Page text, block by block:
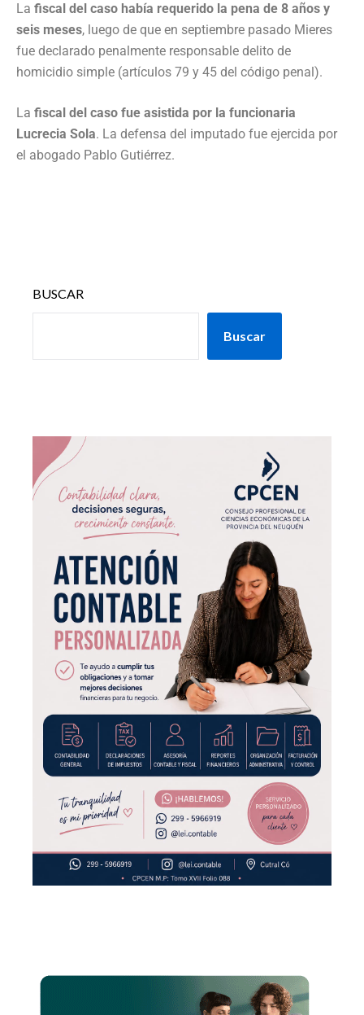
La fiscal del caso había requerido la pena de 8 años y
seis meses, luego de que en septiembre pasado Mieres
fue declarado penalmente responsable delito de
homicidio simple (artículos 79 y 45 del código penal).
La fiscal del caso fue asistida por la funcionaria
Lucrecia Sola. La defensa del imputado fue ejercida por
el abogado Pablo Gutiérrez.
BUSCAR
Buscar